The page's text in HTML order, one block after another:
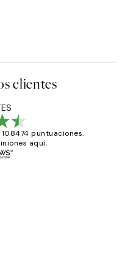
clientes
puntuaciones.
aquí.